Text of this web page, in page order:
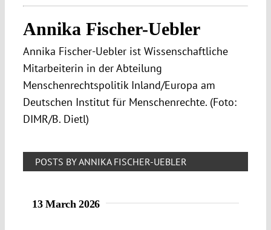
Annika Fischer-Uebler
Annika Fischer-Uebler ist Wissenschaftliche
Mitarbeiterin in der Abteilung
Menschenrechtspolitik Inland/Europa am
Deutschen Institut für Menschenrechte. (Foto:
DIMR/B. Dietl)
POSTS BY ANNIKA FISCHER-UEBLER
13 March 2026